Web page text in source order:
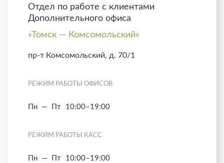
Отдел по работе с клиентами
Дополнительного офиса
«Томск — Комсомольский»
пр-т Комсомольский, д. 70/1
РЕЖИМ РАБОТЫ ОФИСОВ
Пн — Пт 10:00–19:00
РЕЖИМ РАБОТЫ КАСС
Пн — Пт 10:00–19:00